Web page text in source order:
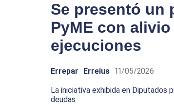
Se presentó un
PyME con
ejecuciones
Errepar Erreius 11/05/2026
La iniciativa exhibida en Diputados
deudas